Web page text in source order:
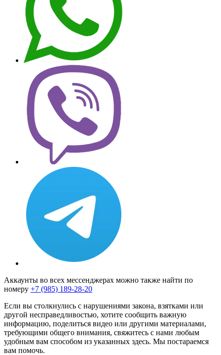
Аккаунты во всех мессенджерах можно также найти по
номеру +7 (985) 189-28-20
Если вы столкнулись с нарушениями закона, взятками или
другой несправедливостью, хотите сообщить важную
информацию, поделиться видео или другими материалами,
требующими общего внимания, свяжитесь с нами любым
удобным вам способом из указанных здесь. Мы постараемся
вам помочь.